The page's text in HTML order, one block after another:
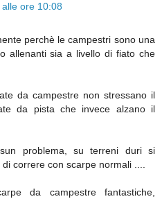
ore 10:08
perchè le campestri sono una
allenanti sia a livello di fiato che
da campestre non stressano il
da pista che invece alzano il
problema, su terreni duri si
correre con scarpe normali ....
da campestre fantastiche,